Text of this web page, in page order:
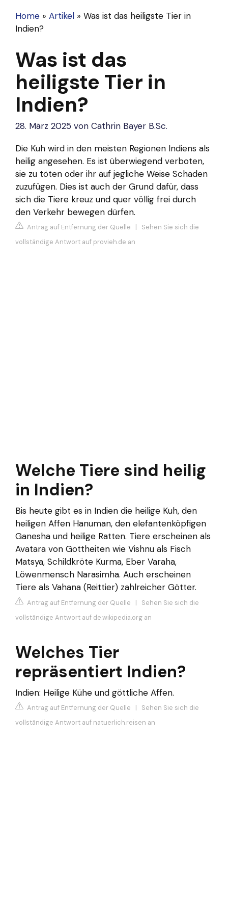
Home » Artikel » Was ist das heiligste Tier in
Indien?
Was ist das
heiligste Tier in
Indien?
28. März 2025 von Cathrin Bayer B.Sc.
Die Kuh wird in den meisten Regionen Indiens als
heilig angesehen. Es ist überwiegend verboten,
sie zu töten oder ihr auf jegliche Weise Schaden
zuzufügen. Dies ist auch der Grund dafür, dass
sich die Tiere kreuz und quer völlig frei durch
den Verkehr bewegen dürfen.
Antrag auf Entfernung der Quelle | Sehen Sie sich die
vollständige Antwort auf provieh.de an
Welche Tiere sind heilig
in Indien?
Bis heute gibt es in Indien die heilige Kuh, den
heiligen Affen Hanuman, den elefantenköpfigen
Ganesha und heilige Ratten. Tiere erscheinen als
Avatara von Gottheiten wie Vishnu als Fisch
Matsya, Schildkröte Kurma, Eber Varaha,
Löwenmensch Narasimha. Auch erscheinen
Tiere als Vahana (Reittier) zahlreicher Götter.
Antrag auf Entfernung der Quelle | Sehen Sie sich die
vollständige Antwort auf de.wikipedia.org an
Welches Tier
repräsentiert Indien?
Indien: Heilige Kühe und göttliche Affen.
Antrag auf Entfernung der Quelle | Sehen Sie sich die
vollständige Antwort auf natuerlich.reisen an